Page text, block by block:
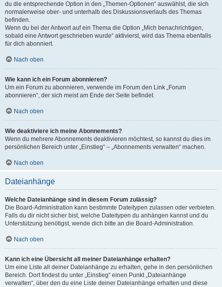
du die entsprechende Option in den „Themen-Optionen“ auswählst, die sich
normalerweise ober- und unterhalb des Diskussionsverlaufs des Themas
befinden.
Wenn du bei der Antwort auf ein Thema die Option „Mich benachrichtigen,
sobald eine Antwort geschrieben wurde“ aktivierst, wird das Thema ebenfalls
für dich abonniert.
Nach oben
Wie kann ich ein Forum abonnieren?
Um ein Forum zu abonnieren, verwende im Forum den Link „Forum
abonnieren“, der sich meist am Ende der Seite befindet.
Nach oben
Wie deaktiviere ich meine Abonnements?
Wenn du mehrere Abonnements deaktivieren möchtest, so kannst du dies im
persönlichen Bereich unter „Einstieg“ – „Abonnements verwalten“ machen.
Nach oben
Dateianhänge
Welche Dateianhänge sind in diesem Forum zulässig?
Die Board-Administration kann bestimmte Dateitypen zulassen oder verbieten.
Falls du dir nicht sicher bist, welche Dateitypen du anhängen kannst und du
Unterstützung benötigst, wende dich bitte an die Board-Administration.
Nach oben
Kann ich eine Übersicht all meiner Dateianhänge erhalten?
Um eine Liste all deiner Dateianhänge zu erhalten, gehe in den persönlichen
Bereich. Dort findest du unter „Einstieg“ einen Punkt „Dateianhänge
verwalten“, über den du eine Liste deiner Dateianhänge erhalten und diese